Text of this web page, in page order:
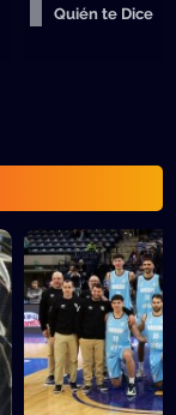
Quién te Dice